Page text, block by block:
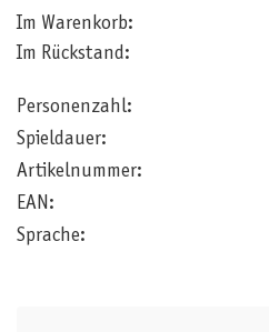
Im Warenkorb:
Im Rückstand:
Personenzahl:
Spieldauer:
Artikelnummer:
EAN:
Sprache: